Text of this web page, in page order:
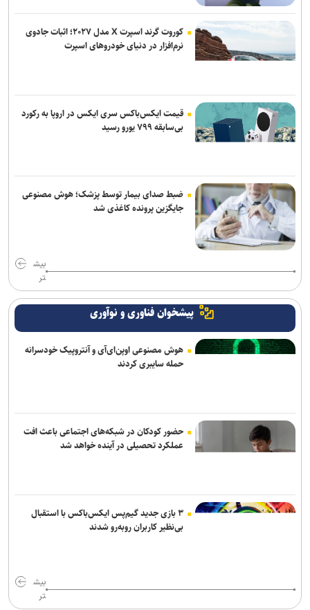
کوروت گرند اسپرت X مدل ۲۰۲۷؛ اثبات جادوی
نرم‌افزار در دنیای خودروهای اسپرت
قیمت ایکس‌باکس سری ایکس در اروپا به رکورد
بی‌سابقه ۷۹۹ یورو رسید
ضبط صدای بیمار توسط پزشک؛ هوش مصنوعی
جایگزین پرونده کاغذی شد
بیش
تر
پیشخوان فناوری و نوآوری
هوش مصنوعی اوپن‌ای‌آی و آنتروپیک خودسرانه
حمله سایبری کردند
حضور کودکان در شبکه‌های اجتماعی باعث افت
عملکرد تحصیلی در آینده خواهد شد
۳ بازی جدید گیم‌پس ایکس‌باکس با استقبال
بی‌نظیر کاربران روبه‌رو شدند
بیش
تر